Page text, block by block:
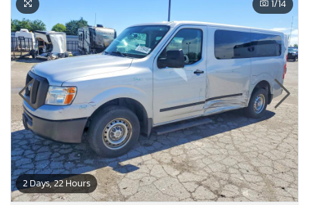
2 Days, 22 Hours
1/14
×